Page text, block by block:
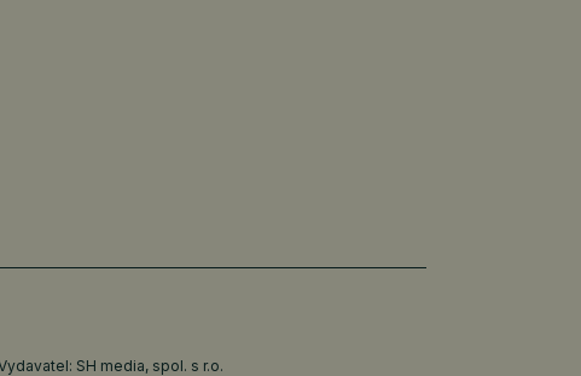
SH media, spol. s r.o.